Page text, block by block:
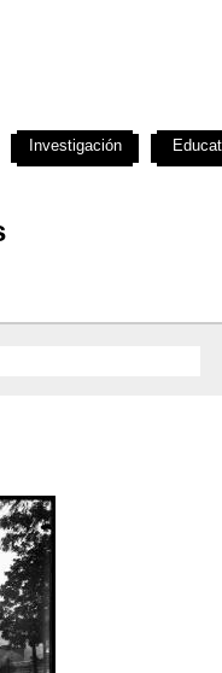
Investigación